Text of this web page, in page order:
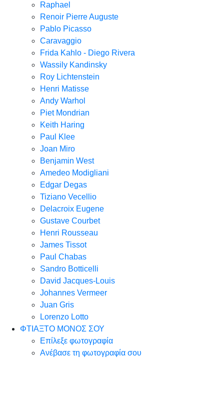
Raphael
Renoir Pierre Auguste
Pablo Picasso
Caravaggio
Frida Kahlo - Diego Rivera
Wassily Kandinsky
Roy Lichtenstein
Henri Matisse
Andy Warhol
Piet Mondrian
Keith Haring
Paul Klee
Joan Miro
Benjamin West
Amedeo Modigliani
Edgar Degas
Tiziano Vecellio
Delacroix Eugene
Gustave Courbet
Henri Rousseau
James Tissot
Paul Chabas
Sandro Botticelli
David Jacques-Louis
Johannes Vermeer
Juan Gris
Lorenzo Lotto
ΦΤΙΑΞΤΟ ΜΟΝΟΣ ΣΟΥ
Επίλεξε φωτογραφία
Ανέβασε τη φωτογραφία σου